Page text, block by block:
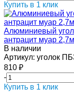
Купить в 1 клик
Алюминиевый
антрацит муар 2,7м
В наличии
Артикул: уголок
810 ₽
-
Купить в 1 клик